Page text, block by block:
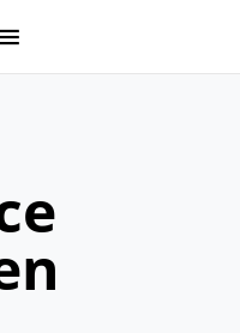
available use up and